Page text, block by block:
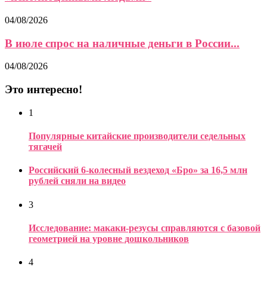
04/08/2026
В июле спрос на наличные деньги в России...
04/08/2026
Это интересно!
1
Популярные китайские производители седельных
тягачей
Российский 6-колесный вездеход «Бро» за 16,5 млн
рублей сняли на видео
3
Исследование: макаки-резусы справляются с базовой
геометрией на уровне дошкольников
4